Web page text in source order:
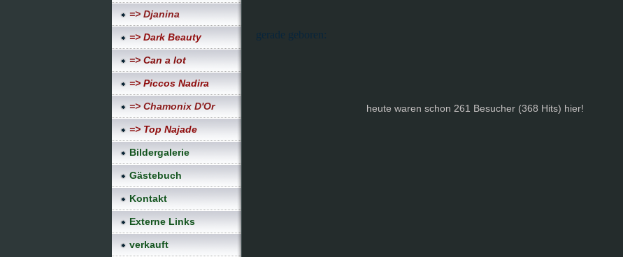
=> Djanina
=> Dark Beauty
=> Can a lot
=> Piccos Nadira
=> Chamonix D'Or
=> Top Najade
Bildergalerie
Gästebuch
Kontakt
Externe Links
verkauft
gerade geboren:
heute waren schon 261 Besucher (368 Hits) hier!